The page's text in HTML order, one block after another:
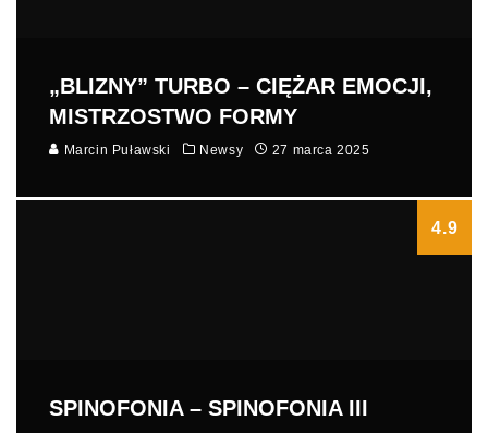
„BLIZNY” TURBO – CIĘŻAR EMOCJI,
MISTRZOSTWO FORMY
Marcin Puławski Newsy 27 marca 2025
4.9
SPINOFONIA – SPINOFONIA III